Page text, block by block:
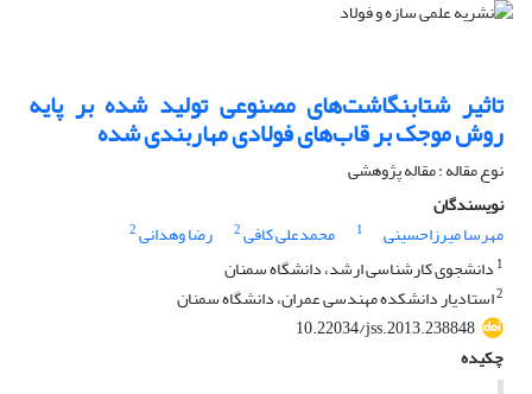
تاثیر شتابنگاشت‌های مصنوعی تولید شده بر پایه
روش موجک بر قاب‌های فولادی مهاربندی شده
نوع مقاله : مقاله پژوهشی
نویسندگان
مهرسا میرزاحسینی
1 محمدعلی کافی2 رضا وهدانی2
1 دانشجوی کارشناسی ارشد، دانشگاه سمنان
2استادیار دانشکده مهندسی عمران، دانشگاه سمنان
10.22034/jss.2013.238848
چکیده